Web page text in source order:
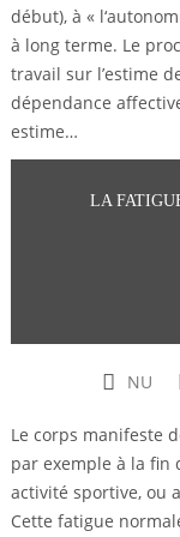
début), à «
à long terme. Le
travail sur l’estime
dépendance
estime…
LA
NU
Le corps manifeste
par exemple à la fin
activité sportive, ou
Cette fatigue